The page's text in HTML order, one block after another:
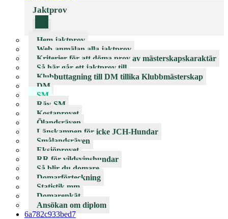
Jaktprov
Hem jaktprov
Web-anmälan alla jaktprov
Kriterier för att döma prov av mästerskapskaraktär
Så här går ett jaktprov till
Klubbuttagning till DM tillika Klubbmästerskap
DM
SM
Räv-SM
Kostaprovet
Ölandsräven
Länskampen för icke JCH-Hundar
Smålandsräven
Eksjöprovet
RR för vildsvinshundar
Så blir du domare
Domarförteckning
Statistik mm
Domarenkät
Ansökan om diplom
6a782c933bed7